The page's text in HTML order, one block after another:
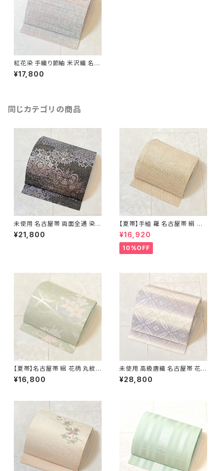
紅花染 手織り節紬 米沢織 名古
屋帯 正絹 ピンク 青 水色 629
¥17,800
同じカテゴリの商品
未使用 名古屋帯 両面全通 染め
帯 銀通し 金彩 華文 宝相華 正
絹 黒 青紫 赤紫 685
¥21,800
【夏帯】手組 羅 名古屋帯 絹 生
成り色 ピンク 黄緑 639
¥16,920
10%OFF
【夏帯】名古屋帯 絽 花柄 丸紋
絹 銀糸 黄緑 水色 ピンク パス
テル 542
¥16,800
未使用 高級唐織 名古屋帯 花菱
正絹 白 紫 パステルカラー 藤色
704
¥28,800